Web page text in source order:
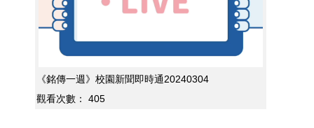
《銘傳一週》校園新聞即時通20240304
觀看次數：
405